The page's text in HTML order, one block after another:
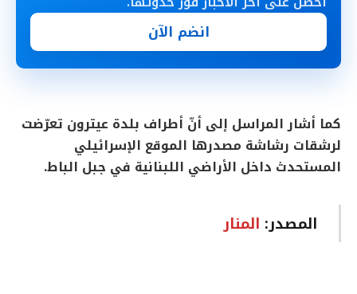
انضم الآن
كما أشار المراسل إلى أنّ أطراف بلدة عيترون تعرّضت
لرشقات رشاشة مصدرها الموقع الإسرائيلي
المستحدث داخل الأراضي اللبنانية في جبل الباط.
المصدر: المنار